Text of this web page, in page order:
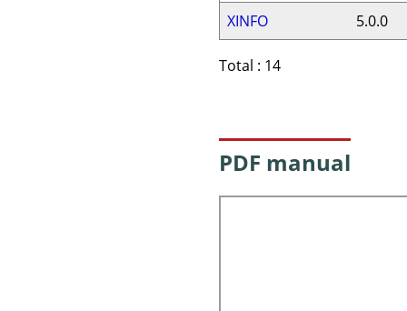
XINFO 5.0.0
Total : 14
PDF manual